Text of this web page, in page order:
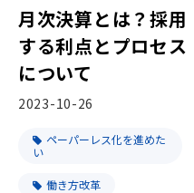
月次決算とは？採用
する利点とプロセス
について
2023-10-26
ペーパーレス化を進めた
い
働き方改革